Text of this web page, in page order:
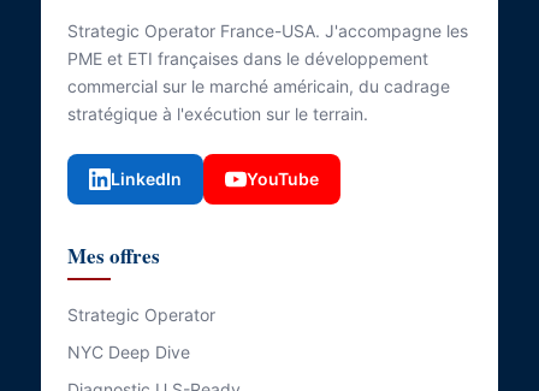
Strategic Operator France-USA. J'accompagne les
PME et ETI françaises dans le développement
commercial sur le marché américain, du cadrage
stratégique à l'exécution sur le terrain.
LinkedIn YouTube
Mes offres
Strategic Operator
NYC Deep Dive